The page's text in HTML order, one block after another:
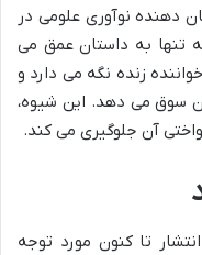
دهنده نوآوری علومی در
تنها به داستان عمق می
زنده نگه می دارد و
سوق می دهد. این شیوه،
آن جلوگیری می کند.
تا کنون مورد توجه